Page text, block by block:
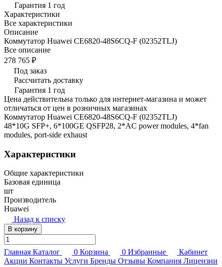
Гарантия 1 год
Характеристики
Все характеристики
Описание
Коммутатор Huawei CE6820-48S6CQ-F (02352TLJ)
Все описание
278 765 ₽
Под заказ
Рассчитать доставку
Гарантия 1 год
Цена действительна только для интернет-магазина и может
отличаться от цен в розничных магазинах
Коммутатор Huawei CE6820-48S6CQ-F (02352TLJ)
48*10G SFP+, 6*100GE QSFP28, 2*AC power modules, 4*fan
modules, port-side exhaust
Характеристики
Общие характеристики
Базовая единица
шт
Производитель
Huawei
Назад к списку
В корзину
Главная Каталог 0 Корзина 0 Избранные
Кабинет
Акции Контакты Услуги Бренды Отзывы Компания Лицензии